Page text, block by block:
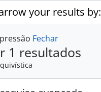
your results by:
Fechar
1 resultados